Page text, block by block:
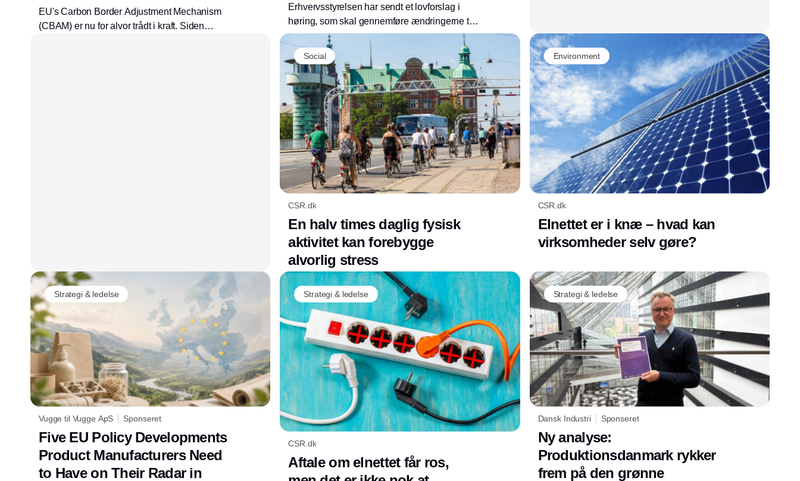
EU's Carbon Border Adjustment Mechanism
(CBAM) er nu for alvor trådt i kraft. Siden
Erhvervsstyrelsen har sendt et lovforslag i
høring, som skal gennemføre ændringerne til
CSRD i dansk ret. Få overblik over de
vigtigste ændringer og den videre proces.
Social
CSR.dk
En halv times daglig fysisk
aktivitet kan forebygge
alvorlig stress
Environment
CSR.dk
Elnettet er i knæ – hvad kan
virksomheder selv gøre?
Strategi & ledelse
Vugge til Vugge ApS Sponseret
Five EU Policy Developments
Product Manufacturers Need
to Have on Their Radar in
Strategi & ledelse
CSR.dk
Aftale om elnettet får ros,
Strategi & ledelse
Dansk Industri Sponseret
Ny analyse:
Produktionsdanmark rykker
frem på den grønne